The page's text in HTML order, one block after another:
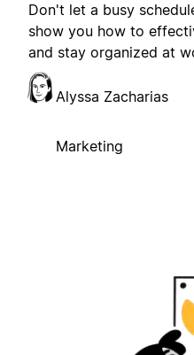
Don't let a busy
show you how to
and stay organized at
Alyssa Zacharias
Marketing